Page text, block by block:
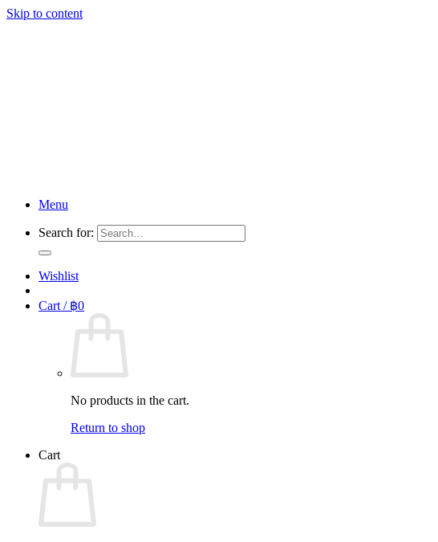
Skip to content
Menu
Search for:
Wishlist
Cart / ฿0
No products in the cart.
Return to shop
Cart